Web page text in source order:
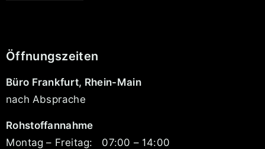
Öffnungszeiten
Büro Frankfurt, Rhein-Main
nach Absprache
Rohstoffannahme
Montag – Freitag:
07:00 – 14:00